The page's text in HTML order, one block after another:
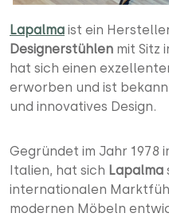
Lapalma ist ein
Designerstühlen mit Sitz
hat sich einen
erworben und ist
und innovatives Design.
Gegründet im Jahr 1978
Italien, hat sich Lapalma
internationalen
modernen Möbeln